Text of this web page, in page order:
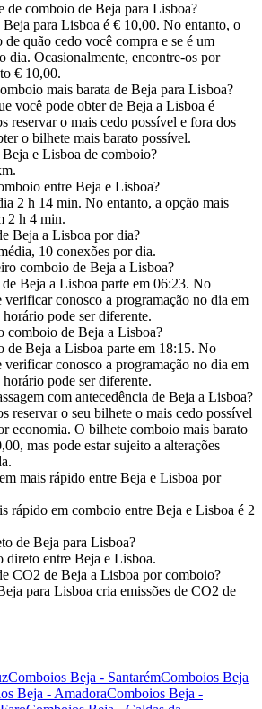
de comboio de Beja para Lisboa?
para Lisboa é € 10,00. No entanto, o
quão cedo você compra e se é um
dia. Ocasionalmente, encontre-os por
€ 10,00.
mais barata de Beja para Lisboa?
você pode obter de Beja a Lisboa é
reservar o mais cedo possível e fora dos
o bilhete mais barato possível.
e Lisboa de comboio?
entre Beja e Lisboa?
2 h 14 min. No entanto, a opção mais
2 h 4 min.
Beja a Lisboa por dia?
10 conexões por dia.
comboio de Beja a Lisboa?
Beja a Lisboa parte em 06:23. No
verificar conosco a programação no dia em
pode ser diferente.
comboio de Beja a Lisboa?
de Beja a Lisboa parte em 18:15. No
verificar conosco a programação no dia em
pode ser diferente.
com antecedência de Beja a Lisboa?
reservar o seu bilhete o mais cedo possível
economia. O bilhete comboio mais barato
mas pode estar sujeito a alterações
mais rápido entre Beja e Lisboa por
rápido em comboio entre Beja e Lisboa é 2
de Beja para Lisboa?
direto entre Beja e Lisboa.
CO2 de Beja a Lisboa por comboio?
para Lisboa cria emissões de CO2 de
Comboios Beja - SantarémComboios Beja
Beja - AmadoraComboios Beja -